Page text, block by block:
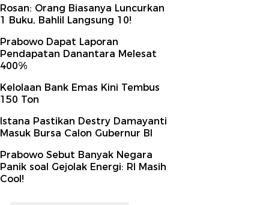
Rosan: Orang Biasanya Luncurkan
1 Buku, Bahlil Langsung 10!
Prabowo Dapat Laporan
Pendapatan Danantara Melesat
400%
Kelolaan Bank Emas Kini Tembus
150 Ton
Istana Pastikan Destry Damayanti
Masuk Bursa Calon Gubernur BI
Prabowo Sebut Banyak Negara
Panik soal Gejolak Energi: RI Masih
Cool!